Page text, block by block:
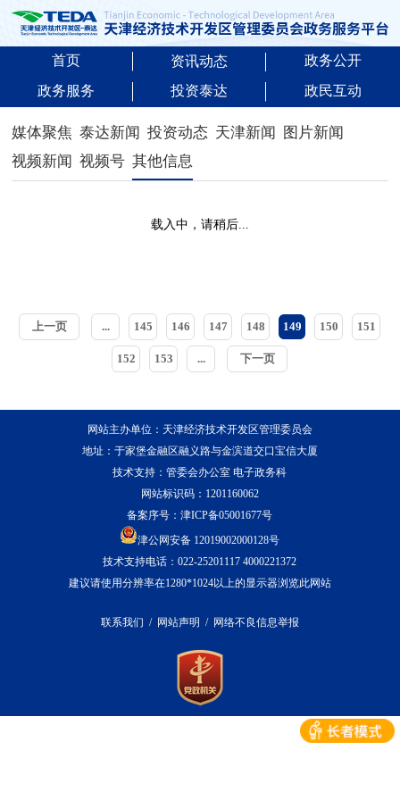
首页 资讯动态
政务公开
政务服务
投资泰达 政民互动
媒体聚焦 泰达新闻 投资动态 天津新闻
图片新闻
视频新闻
视频号 其他信息
载入中，请稍后...
上一页 ... 145 146 147 148 149 150 151
152 153 ... 下一页
网站主办单位：天津经济技术开发区管理委员会
地址：于家堡金融区融义路与金滨道交口宝信大厦
技术支持：管委会办公室 电子政务科
网站标识码：1201160062
备案序号：津ICP备05001677号
津公网安备 12019002000128号
技术支持电话：022-25201117 4000221372
建议请使用分辨率在1280*1024以上的显示器浏览此网站
联系我们 / 网站声明 / 网络不良信息举报